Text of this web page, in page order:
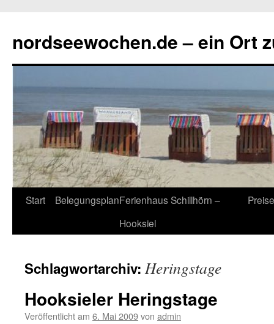
springen
nordseewochen.de – ein Ort
Start BelegungsplanFerienhaus Schillhörn –
Hooksiel
Preise
Schlagwortarchiv: Heringstage
Hooksieler Heringstage
Veröffentlicht am 6. Mai 2009von admin